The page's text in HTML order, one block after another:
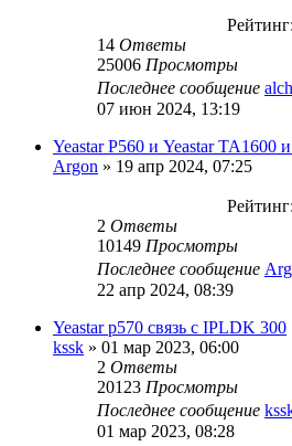
14 Ответы
25006 Просмотры
Последнее сообщение
07 июн 2024, 13:19
Yeastar P560 и Yeastar TA1600
Argon » 19 апр 2024, 07:25
2 Ответы
10149 Просмотры
Последнее сообщение
22 апр 2024, 08:39
Yeastar p570 связь с IPLDK 300
kssk » 01 мар 2023, 06:00
2 Ответы
20123 Просмотры
Последнее сообщение
01 мар 2023, 08:28